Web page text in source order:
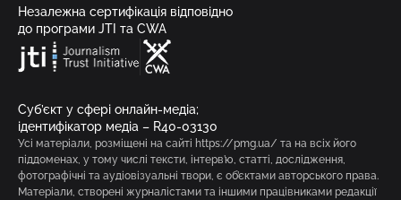
Незалежна сертифікація відповідно
до програми JTI та CWA
Суб’єкт у сфері онлайн-медіа;
ідентифікатор медіа – R40-03130
Усі матеріали, розміщені на сайті https://pmg.ua/ та на всіх його
піддоменах, у тому числі тексти, інтерв’ю, статті, дослідження,
фотографічні та аудіовізуальні твори, є об’єктами авторського права.
Матеріали, створені журналістами та іншими працівниками редакції